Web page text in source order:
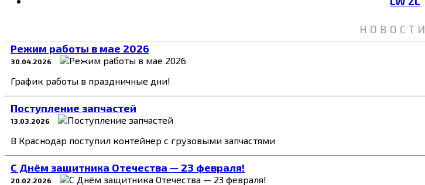
НОВОСТИ
Режим работы в мае 2026
30.04.2026
График работы в праздничные дни!
Поступление запчастей
13.03.2026
В Краснодар поступил контейнер с грузовыми запчастями
C Днём защитника Отечества — 23 февраля!
20.02.2026